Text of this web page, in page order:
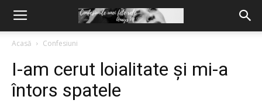
Acasă Confesiuni
I-am cerut loialitate și mi-a
întors spatele